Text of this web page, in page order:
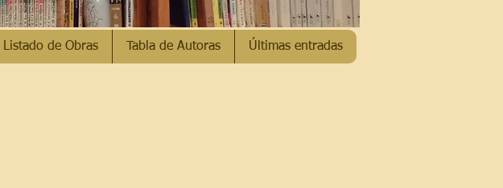
Listado de Obras Tabla de Autoras Últimas entradas